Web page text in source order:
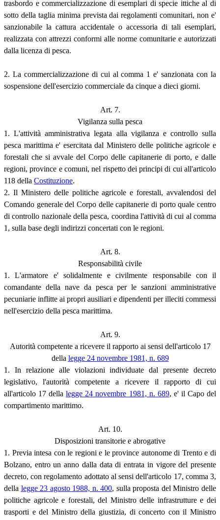
trasbordo e commercializzazione di esemplari di specie ittiche al di
sotto della taglia minima prevista dai regolamenti comunitari, non e'
sanzionabile la cattura accidentale o accessoria di tali esemplari,
realizzata con attrezzi conformi alle norme comunitarie e autorizzati
dalla licenza di pesca.
2. La commercializzazione di cui al comma 1 e' sanzionata con la
sospensione dell'esercizio commerciale da cinque a dieci giorni.
Art. 7.
Vigilanza sulla pesca
1. L'attività amministrativa legata alla vigilanza e controllo sulla
pesca marittima e' esercitata dal Ministero delle politiche agricole e
forestali che si avvale del Corpo delle capitanerie di porto, e dalle
regioni, province e comuni, nel rispetto dei principi di cui all'articolo
118 della Costituzione.
2. Il Ministero delle politiche agricole e forestali, avvalendosi del
Comando generale del Corpo delle capitanerie di porto quale centro
di controllo nazionale della pesca, coordina l'attività di cui al comma
1, sulla base degli indirizzi concertati con le regioni.
Art. 8.
Responsabilità civile
1. L'armatore e' solidalmente e civilmente responsabile con il
comandante della nave da pesca per le sanzioni amministrative
pecuniarie inflitte ai propri ausiliari e dipendenti per illeciti commessi
nell'esercizio della pesca marittima.
Art. 9.
Autorità competente a ricevere il rapporto ai sensi dell'articolo 17
della legge 24 novembre 1981, n. 689
1. In relazione alle violazioni individuate dal presente decreto
legislativo, l'autorità competente a ricevere il rapporto di cui
all'articolo 17 dellalegge 24 novembre 1981, n. 689, e' il Capo del
compartimento marittimo.
Art. 10.
Disposizioni transitorie e abrogative
1. Previa intesa con le regioni e le province autonome di Trento e di
Bolzano, entro un anno dalla data di entrata in vigore del presente
decreto, con regolamento adottato al sensi dell'articolo 17, comma 3,
della legge 23 agosto 1988, n. 400, sulla proposta del Ministro delle
politiche agricole e forestali, del Ministro delle infrastrutture e dei
trasporti e del Ministro della giustizia, di concerto con il Ministro